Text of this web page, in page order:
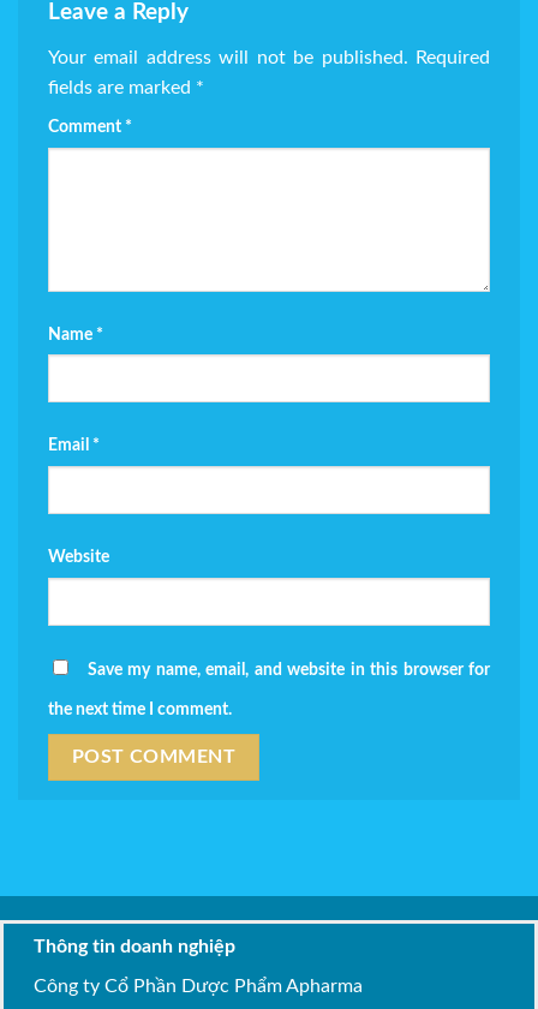
Leave a Reply
Your email address will not be published.
Required
fields are marked *
Comment *
Name *
Email *
Website
Save my name, email, and website in this browser for
the next time I comment.
Thông tin doanh nghiệp
Công ty Cổ Phần Dược Phẩm Apharma